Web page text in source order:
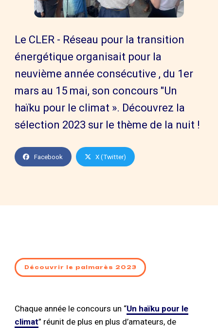
Le CLER - Réseau pour la transition
énergétique organisait pour la
neuvième année consécutive , du 1er
mars au 15 mai, son concours "Un
haïku pour le climat ». Découvrez la
sélection 2023 sur le thème de la nuit !
Facebook X (Twitter)
Découvrir le palmarès 2023
Chaque année le concours un “Un haïku pour le
climat” réunit de plus en plus d’amateurs, de